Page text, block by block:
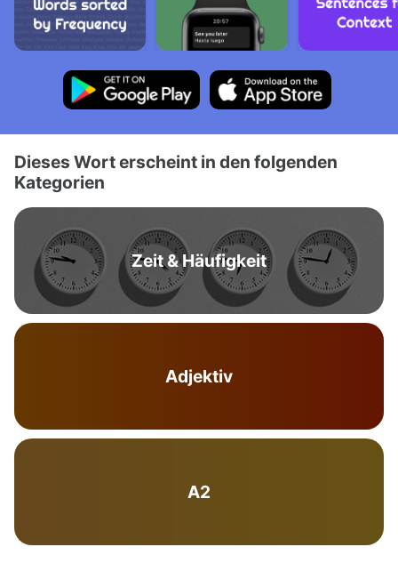
Dieses Wort erscheint in den folgenden
Kategorien
Zeit & Häufigkeit
Adjektiv
A2